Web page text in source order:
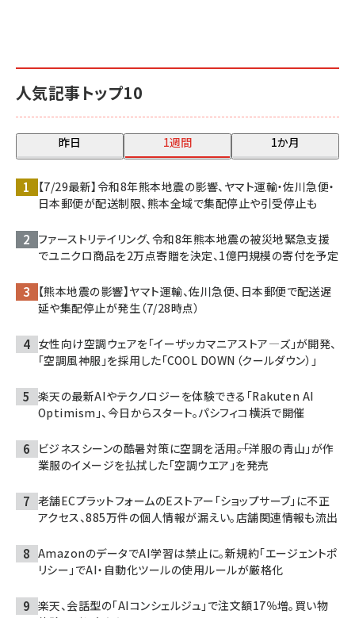
人気記事トップ10
昨日 1週間 1か月
【7/29最新】令和8年熊本地震の影響、ヤマト運輸・佐川急便・
日本郵便が配送制限、熊本全域で集配停止や引受停止も
ファーストリテイリング、令和8年熊本地震の被災地緊急支援
でユニクロ商品を2万点寄贈を決定、1億円規模の寄付を予定
【熊本地震の影響】ヤマト運輸、佐川急便、日本郵便で配送遅
延や集配停止が発生（7/28時点）
女性向け空調ウェアを「イーザッカマニアストア―ズ」が開発、
「空調風神服」を採用した「COOL DOWN（クールダウン）」
楽天の最新AIやテクノロジーを体験できる「Rakuten AI
Optimism」、今日からスタート。パシフィコ横浜で開催
ビジネスシーンの酷暑対策に空調を活用――。「洋服の青山」が作
業服のイメージを払拭した「空調ウエア」を発売
老舗ECプラットフォームのEストアー「ショップサーブ」に不正
アクセス、885万件の個人情報が漏えい。店舗関連情報も流出
AmazonのデータでAI学習は禁止に。新規約「エージェントポ
リシー」でAI・自動化ツールの使用ルールが厳格化
楽天、会話型の「AIコンシェルジュ」で注文額17％増。買い物